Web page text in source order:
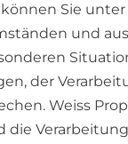
Sie unter
und
der
Weiss
die